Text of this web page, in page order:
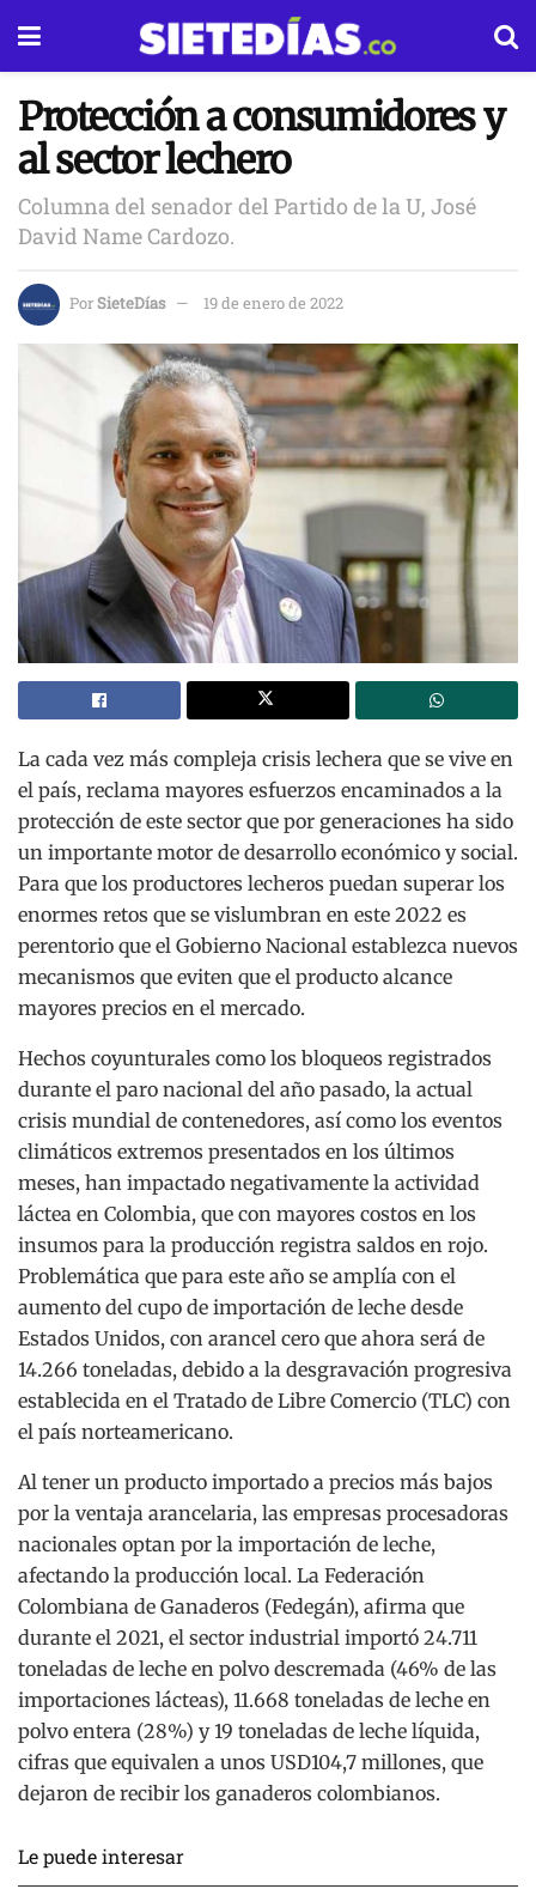
Protección a consumidores y
al sector lechero
Columna del senador del Partido de la U, José
David Name Cardozo.
PorSieteDías 19 de enero de 2022
La cada vez más compleja crisis lechera que se vive en
el país, reclama mayores esfuerzos encaminados a la
protección de este sector que por generaciones ha sido
un importante motor de desarrollo económico y social.
Para que los productores lecheros puedan superar los
enormes retos que se vislumbran en este 2022 es
perentorio que el Gobierno Nacional establezca nuevos
mecanismos que eviten que el producto alcance
mayores precios en el mercado.
Hechos coyunturales como los bloqueos registrados
durante el paro nacional del año pasado, la actual
crisis mundial de contenedores, así como los eventos
climáticos extremos presentados en los últimos
meses, han impactado negativamente la actividad
láctea en Colombia, que con mayores costos en los
insumos para la producción registra saldos en rojo.
Problemática que para este año se amplía con el
aumento del cupo de importación de leche desde
Estados Unidos, con arancel cero que ahora será de
14.266 toneladas, debido a la desgravación progresiva
establecida en el Tratado de Libre Comercio (TLC) con
el país norteamericano.
Al tener un producto importado a precios más bajos
por la ventaja arancelaria, las empresas procesadoras
nacionales optan por la importación de leche,
afectando la producción local. La Federación
Colombiana de Ganaderos (Fedegán), afirma que
durante el 2021, el sector industrial importó 24.711
toneladas de leche en polvo descremada (46% de las
importaciones lácteas), 11.668 toneladas de leche en
polvo entera (28%) y 19 toneladas de leche líquida,
cifras que equivalen a unos USD104,7 millones, que
dejaron de recibir los ganaderos colombianos.
Le puede interesar